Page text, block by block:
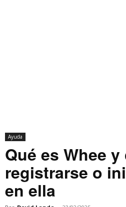
Ayuda
Qué es Whee
registrarse o
en ella